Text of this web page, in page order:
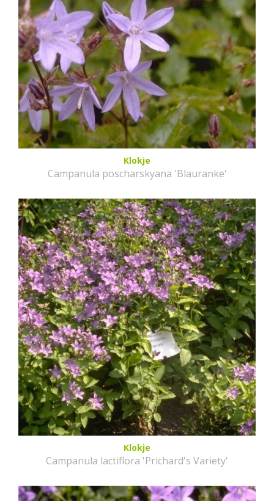
Klokje
Campanula poscharskyana 'Blauranke'
Klokje
Campanula lactiflora 'Prichard's Variety'